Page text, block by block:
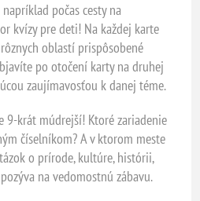
počas cesty na
kvízy pre deti! Na každej karte
oblastí prispôsobené
po otočení karty na druhej
zaujímavosťou k danej téme.
9-krát múdrejší! Ktoré zariadenie
číselníkom? A v ktorom meste
o prírode, kultúre, histórii,
na vedomostnú zábavu.